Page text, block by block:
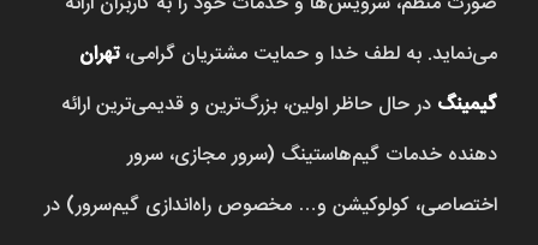
می‌نماید. به لطف خدا و حمایت مشتریان گرامی،تهران
گیمینگ در حال حاظر اولین، بزرگ‌ترین و قدیمی‌ترین ارائه
دهنده خدمات گیم‌هاستینگ (سرور مجازی، سرور
اختصاصی، کولوکیشن و… مخصوص راه‌اندازی گیم‌سرور) در